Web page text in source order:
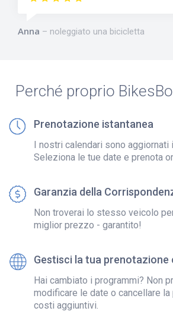
Anna noleggiato una bicicletta
Perché proprio
Prenotazione istantanea
I nostri calendari sono aggiornati
Seleziona le tue date e prenota
Garanzia della
Non troverai lo stesso veicolo
miglior prezzo - garantito!
Gestisci la tua prenotazione
Hai cambiato i programmi? Non
modificare le date o cancellare
costi aggiuntivi.